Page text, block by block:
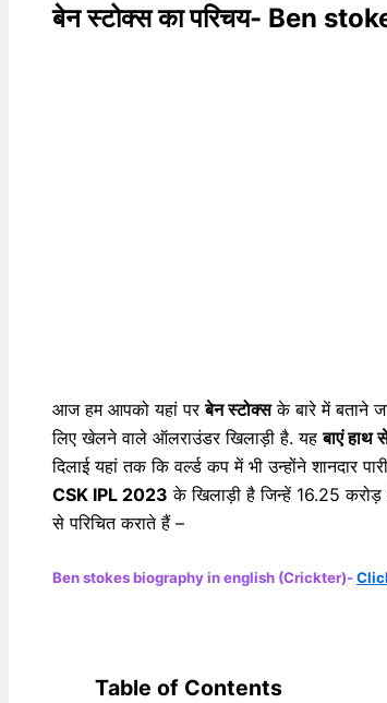
बेन स्टोक्स का परिचय- Ben
आज हम आपको यहां परबेन स्टोक्सके बारे में बताने
लिए खेलने वाले ऑलराउंडर खिलाड़ी है. यहबाएं हाथ
दिलाई यहां तक कि वर्ल्ड कप में भी उन्होंने शानदार
CSK IPL 2023 के खिलाड़ी है जिन्हें 16.25
से परिचित कराते हैं –
Ben stokes biography in english (Crickter)-
Table of Contents